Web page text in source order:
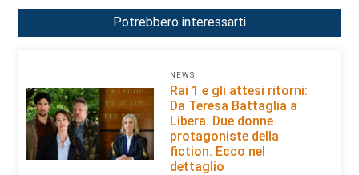
Potrebbero interessarti
NEWS
Rai 1 e gli attesi ritorni:
Da Teresa Battaglia a
Libera. Due donne
protagoniste della
fiction. Ecco nel
dettaglio